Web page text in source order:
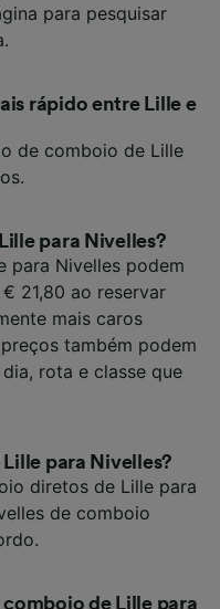
para pesquisar
rápido entre Lille e
de comboio de Lille
para Nivelles?
para Nivelles podem
21,80 ao reservar
mais caros
também podem
rota e classe que
para Nivelles?
diretos de Lille para
de comboio
de Lille para